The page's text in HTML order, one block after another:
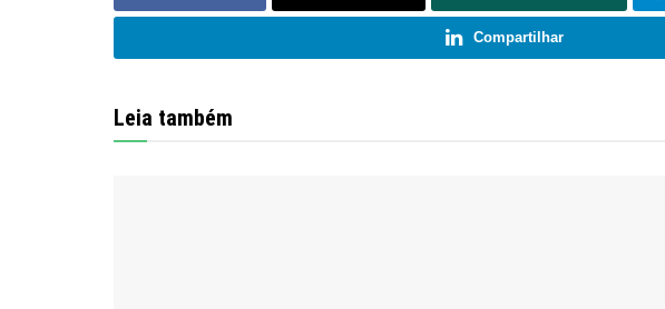
Compartilhar
Leia também